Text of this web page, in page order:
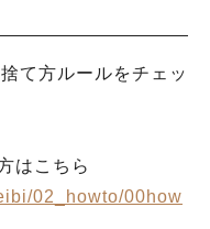
て方ルールをチェッ
はこちら
02_howto/00how